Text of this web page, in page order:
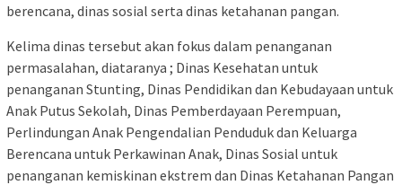
berencana, dinas sosial serta dinas ketahanan pangan.
Kelima dinas tersebut akan fokus dalam penanganan
permasalahan, diataranya ; Dinas Kesehatan untuk
penanganan Stunting, Dinas Pendidikan dan Kebudayaan untuk
Anak Putus Sekolah, Dinas Pemberdayaan Perempuan,
Perlindungan Anak Pengendalian Penduduk dan Keluarga
Berencana untuk Perkawinan Anak, Dinas Sosial untuk
penanganan kemiskinan ekstrem dan Dinas Ketahanan Pangan